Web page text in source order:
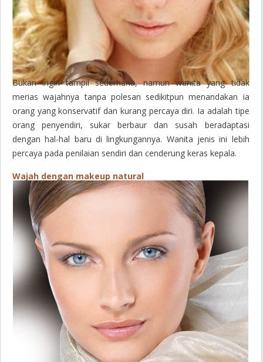
Bukan ingin tampil sederhana, namun wanita yang tidak
merias wajahnya tanpa polesan sedikitpun menandakan ia
orang yang konservatif dan kurang percaya diri. Ia adalah tipe
orang penyendiri, sukar berbaur dan susah beradaptasi
dengan hal-hal baru di lingkungannya. Wanita jenis ini lebih
percaya pada penilaian sendiri dan cenderung keras kepala.
Wajah dengan makeup natural